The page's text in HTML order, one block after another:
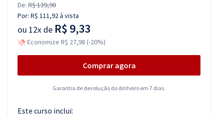
De: R$ 139,90
Por: R$ 111,92à vista
ou 12x de R$ 9,33
Economize R$ 27,98 (-20%)
Comprar agora
Garantia de devolução do dinheiro em 7 dias.
Este curso inclui: